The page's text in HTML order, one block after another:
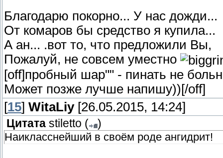
Благодарю покорно... У нас дожди...
От комаров бы средство я купила...
А ан... .вот то, что предложили Вы,
Пожалуй, не совсем уместно
[off]пробный шар"" - пинать не
Может позже лучше напишу))[/off]
[15] WitaLiy[26.05.2015, 14:24]
Цитата stiletto (
)
Наикласснейший в своём роде ангидрит!